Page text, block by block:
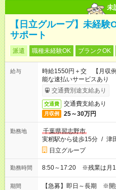
未
【日立グループ】未経
サポート
派遣 職種未経験OK ブランクOK
給与
時給1550円＋交 【月収
能な速払いサービスあり
交通費別途支給あり
交通費 交通費支給あり
月収例 25～30万円
勤務地
千葉県習志野市
実籾駅から徒歩15分 / 津
日立グループ
勤務時間 8:50～17:20 ※残業は月
期間 【急募】即日～長期 ※開